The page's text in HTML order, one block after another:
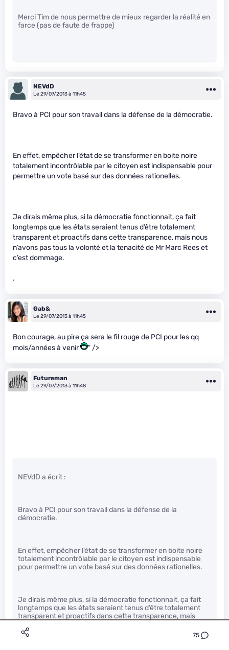
75
Merci Tim de nous permettre de mieux regarder la réalité en
farce (pas de faute de frappe)
NEVdD
Le 29/07/2013 à 11h45
Bravo à PCI pour son travail dans la défense de la démocratie.
En effet, empêcher l’état de se transformer en boite noire
totalement incontrôlable par le citoyen est indispensable pour
permettre un vote basé sur des données rationelles.
Je dirais même plus, si la démocratie fonctionnait, ça fait
longtemps que les états seraient tenus d’être totalement
transparent et proactifs dans cette transparence, mais nous
n’avons pas tous la volonté et la tenacité de Mr Marc Rees et
c’est dommage.
.
Gab&
Le 29/07/2013 à 11h45
Bon courage, au pire ça sera le fil rouge de PCI pour les qq
mois/années à venir
" />
Futureman
Le 29/07/2013 à 11h48
NEVdD a écrit :
Bravo à PCI pour son travail dans la défense de la
démocratie.
En effet, empêcher l’état de se transformer en boite noire
totalement incontrôlable par le citoyen est indispensable
pour permettre un vote basé sur des données rationelles.
Je dirais même plus, si la démocratie fonctionnait, ça fait
longtemps que les états seraient tenus d’être totalement
transparent et proactifs dans cette transparence, mais
Rees et c’est dommage.